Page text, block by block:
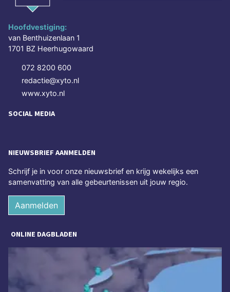
Hoofdvestiging:
van Benthuizenlaan 1
1701 BZ Heerhugowaard
072 8200 600
redactie@xyto.nl
www.xyto.nl
SOCIAL MEDIA
NIEUWSBRIEF AANMELDEN
Schrijf je in voor onze nieuwsbrief en krijg wekelijks een
samenvatting van alle gebeurtenissen uit jouw regio.
Aanmelden
ONLINE DAGBLADEN